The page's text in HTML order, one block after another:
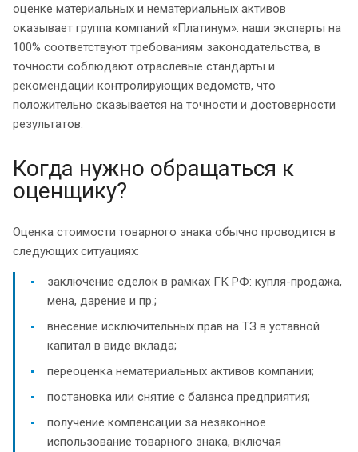
оценке материальных и нематериальных активов
оказывает группа компаний «Платинум»: наши эксперты на
100% соответствуют требованиям законодательства, в
точности соблюдают отраслевые стандарты и
рекомендации контролирующих ведомств, что
положительно сказывается на точности и достоверности
результатов.
Когда нужно обращаться к
оценщику?
Оценка стоимости товарного знака обычно проводится в
следующих ситуациях:
заключение сделок в рамках ГК РФ: купля-продажа,
мена, дарение и пр.;
внесение исключительных прав на ТЗ в уставной
капитал в виде вклада;
переоценка нематериальных активов компании;
постановка или снятие с баланса предприятия;
получение компенсации за незаконное
использование товарного знака, включая